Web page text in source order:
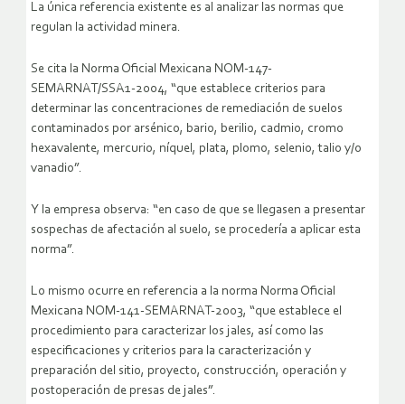
La única referencia existente es al analizar las normas que
regulan la actividad minera.
Se cita la Norma Oficial Mexicana NOM-147-
SEMARNAT/SSA1-2004, “que establece criterios para
determinar las concentraciones de remediación de suelos
contaminados por arsénico, bario, berilio, cadmio, cromo
hexavalente, mercurio, níquel, plata, plomo, selenio, talio y/o
vanadio”.
Y la empresa observa: “en caso de que se llegasen a presentar
sospechas de afectación al suelo, se procedería a aplicar esta
norma”.
Lo mismo ocurre en referencia a la norma Norma Oficial
Mexicana NOM-141-SEMARNAT-2003, “que establece el
procedimiento para caracterizar los jales, así como las
especificaciones y criterios para la caracterización y
preparación del sitio, proyecto, construcción, operación y
postoperación de presas de jales”.